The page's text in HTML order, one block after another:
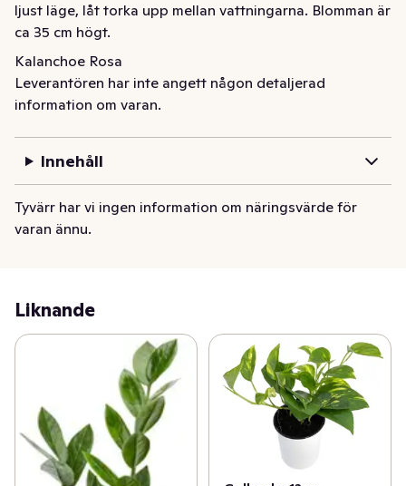
ljust läge, låt torka upp mellan vattningarna. Blomman är
ca 35 cm högt.
Kalanchoe Rosa
Leverantören har inte angett någon detaljerad
information om varan.
Innehåll
Tyvärr har vi ingen information om näringsvärde för
varan ännu.
Liknande